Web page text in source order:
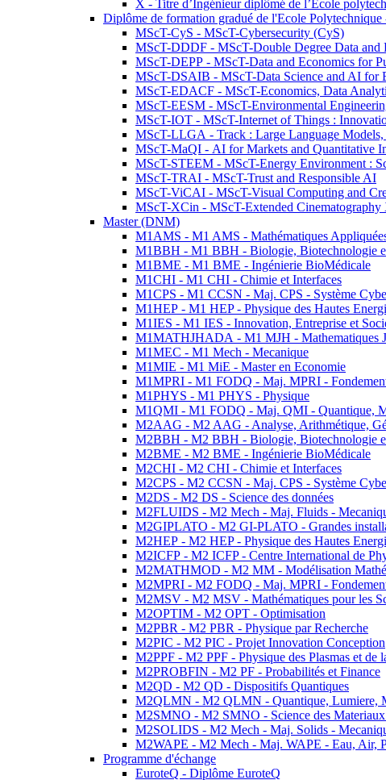
X - Titre d’Ingénieur diplômé de l’École
Diplôme de formation gradué de l'Ecole
MScT-CyS - MScT-Cybersecurity (CyS)
MScT-DDDF - MScT-Double Degree Data and
MScT-DEPP - MScT-Data and Economics for
MScT-DSAIB - MScT-Data Science and AI for
MScT-EDACF - MScT-Economics, Data
MScT-EESM - MScT-Environmental
MScT-IOT - MScT-Internet of Things :
MScT-LLGA - Track : Large Language Models,
MScT-MaQI - AI for Markets and Quantitative
MScT-STEEM - MScT-Energy Environment :
MScT-TRAI - MScT-Trust and Responsible AI
MScT-ViCAI - MScT-Visual Computing and
MScT-XCin - MScT-Extended Cinematography
Master (DNM)
M1AMS - M1 AMS - Mathématiques
M1BBH - M1 BBH - Biologie, Biotechnologie
M1BME - M1 BME - Ingénierie BioMédicale
M1CHI - M1 CHI - Chimie et Interfaces
M1CPS - M1 CCSN - Maj. CPS - Système
M1HEP - M1 HEP - Physique des Hautes
M1IES - M1 IES - Innovation, Entreprise et
M1MATHJHADA - M1 MJH - Mathematiques
M1MEC - M1 Mech - Mecanique
M1MIE - M1 MiE - Master en Economie
M1MPRI - M1 FODQ - Maj. MPRI -
M1PHYS - M1 PHYS - Physique
M1QMI - M1 FODQ - Maj. QMI - Quantique,
M2AAG - M2 AAG - Analyse, Arithmétique,
M2BBH - M2 BBH - Biologie, Biotechnologie
M2BME - M2 BME - Ingénierie BioMédicale
M2CHI - M2 CHI - Chimie et Interfaces
M2CPS - M2 CCSN - Maj. CPS - Système
M2DS - M2 DS - Science des données
M2FLUIDS - M2 Mech - Maj. Fluids -
M2GIPLATO - M2 GI-PLATO - Grandes
M2HEP - M2 HEP - Physique des Hautes
M2ICFP - M2 ICFP - Centre International de
M2MATHMOD - M2 MM - Modélisation
M2MPRI - M2 FODQ - Maj. MPRI -
M2MSV - M2 MSV - Mathématiques pour les
M2OPTIM - M2 OPT - Optimisation
M2PBR - M2 PBR - Physique par Recherche
M2PIC - M2 PIC - Projet Innovation Conception
M2PPF - M2 PPF - Physique des Plasmas et de
M2PROBFIN - M2 PF - Probabilités et Finance
M2QD - M2 QD - Dispositifs Quantiques
M2QLMN - M2 QLMN - Quantique, Lumiere,
M2SMNO - M2 SMNO - Science des
M2SOLIDS - M2 Mech - Maj. Solids -
M2WAPE - M2 Mech - Maj. WAPE - Eau, Air,
Programme d'échange
EuroteQ - Diplôme EuroteQ